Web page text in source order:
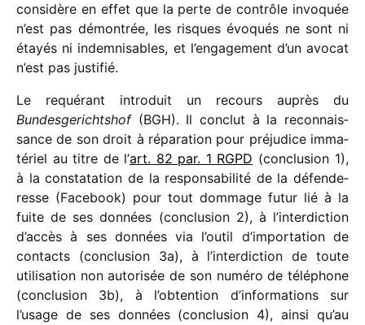
consi­dère en effet que la perte de contrôle invo­quée
n’est pas démon­trée, les risques évoqués ne sont ni
étayés ni indem­ni­sables, et l’engagement d’un avocat
n’est pas justifié.
Le requé­rant intro­duit un recours auprès du
Bundesgerichtshof(BGH). Il conclut à la recon­nais­
sance de son droit à répa­ra­tion pour préju­dice imma­
té­riel au titre de l’art. 82 par. 1 RGPD (conclu­sion 1),
à la consta­ta­tion de la respon­sa­bi­lité de la défen­de­
resse (Facebook) pour tout dommage futur lié à la
fuite de ses données (conclu­sion 2), à l’interdiction
d’accès à ses données via l’outil d’importation de
contacts (conclu­sion 3a), à l’interdiction de toute
utili­sa­tion non auto­ri­sée de son numéro de télé­phone
(conclu­sion 3b), à l’obtention d’informations sur
l’usage de ses données (conclu­sion 4), ainsi qu’au